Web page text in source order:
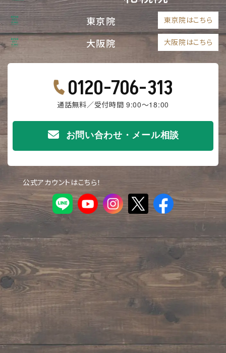
東京院 東京院はこちら
大阪院 大阪院はこちら
0120-706-313
通話無料／受付時間 9:00～18:00
お問い合わせ・メール相談
公式アカウントはこちら！